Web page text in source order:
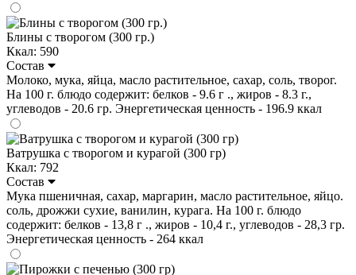
Блины с творогом (300 гр.)
Ккал: 590
Состав
Молоко, мука, яйца, масло растительное, сахар, соль, творог.
На 100 г. блюдо содержит: белков - 9.6 г ., жиров - 8.3 г.,
углеводов - 20.6 гр. Энергетическая ценность - 196.9 ккал
Ватрушка с творогом и курагой (300 гр)
Ккал: 792
Состав
Мука пшеничная, сахар, маргарин, масло растительное, яйцо.
соль, дрожжи сухие, ванилин, курага. На 100 г. блюдо
содержит: белков - 13,8 г ., жиров - 10,4 г., углеводов - 28,3 гр.
Энергетическая ценность - 264 ккал